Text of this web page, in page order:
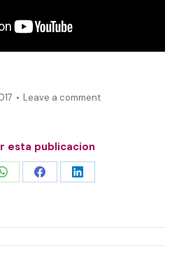
Leave a comment
esta publicacion
Share Share Share